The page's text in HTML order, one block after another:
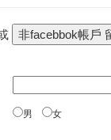
男 女